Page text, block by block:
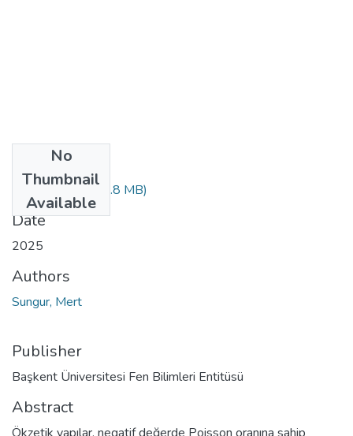
No
Thumbnail
Available
10740593.pdf(1.8 MB)
Date
2025
Authors
Sungur, Mert
Publisher
Başkent Üniversitesi Fen Bilimleri Entitüsü
Abstract